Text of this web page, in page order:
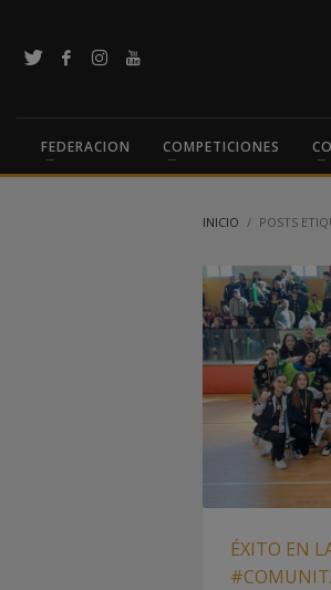
FEDERACION COMPETICIONES
INICIO POSTS
ÉXITO EN